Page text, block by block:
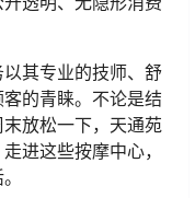
以其专业的技师、舒
的青睐。不论是结
放松一下，天通苑
进这些按摩中心，